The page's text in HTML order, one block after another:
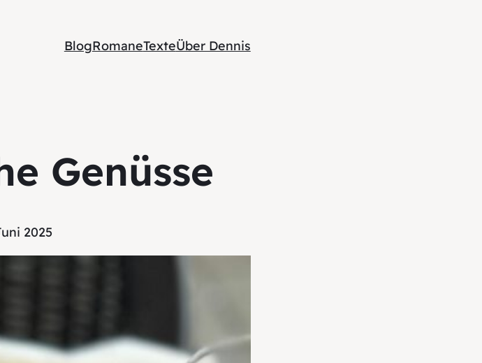
BlogRomaneTexteÜber Dennis
Genüsse
2025